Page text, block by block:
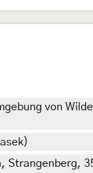
von
Strangenberg,